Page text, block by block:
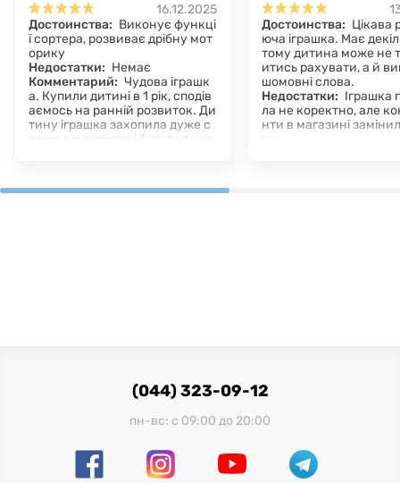
АРИФМЕТИКА"
16.12.2025
Достоинства: Виконує функці
ї сортера, розвиває дрібну мот
орику
Недостатки: Немає
Комментарий: Чудова іграшк
а. Купили дитині в 1 рік, сподів
аємось на ранній розвиток. Ди
тину іграшка захопила дуже с
воєю яскравістю і багато функ
Достоинства: Цікава
юча іграшка. Має
тому дитина може не
итись рахувати, а й
шомовні слова.
Недостатки: Іграшка
ла не коректно, але
нти в магазині
(044) 323-09-12
пн-вс: с 09:00 до 20:00